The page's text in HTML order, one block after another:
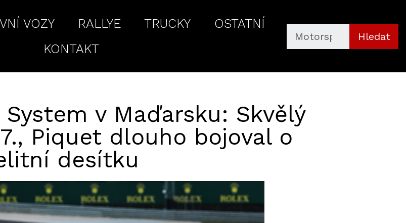
VOZY RALLYE TRUCKY
OSTATNÍ
KONTAKT
Hledat
v Maďarsku: Skvělý
Piquet dlouho bojoval o
desítku